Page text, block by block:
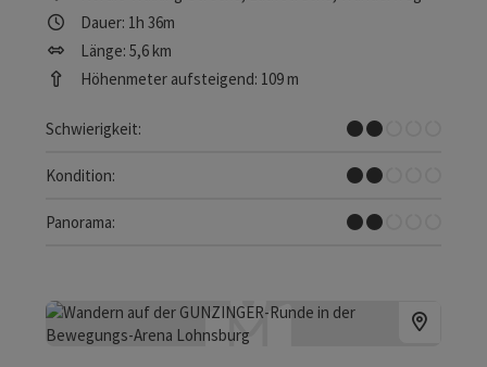
Dauer: 1h 36m
Länge: 5,6 km
Höhenmeter aufsteigend: 109 m
Schwierigkeit:
Leicht
Kondition:
Leicht
Panorama:
Einzelne Ausblicke